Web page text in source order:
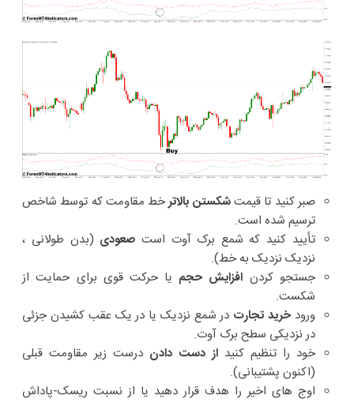
صبر کنید تا قیمتشکستن بالاترخط مقاومت که توسط شاخص
ترسیم شده است.
تأیید کنید که شمع برک آوت است صعودی (بدن طولانی ،
نزدیک نزدیک به خط).
جستجو کردن افزایش حجم یا حرکت قوی برای حمایت از
شکست.
ورود خرید تجارت در شمع نزدیک یا در یک عقب کشیدن جزئی
در نزدیکی سطح برک آوت.
خود را تنظیم کنیداز دست دادن درست زیر مقاومت قبلی
(اکنون پشتیبانی).
اوج های اخیر را هدف قرار دهید یا از نسبت ریسک-پاداش